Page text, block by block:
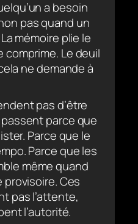
a besoin
pas quand un
mémoire plie le
Le deuil
ne demande à
pas d’être
parce que
Parce que le
Parce que les
même quand
Ces
pas l’attente,
l’autorité.